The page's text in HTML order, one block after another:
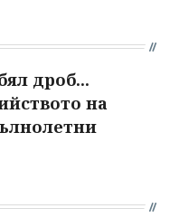
дроб...
на